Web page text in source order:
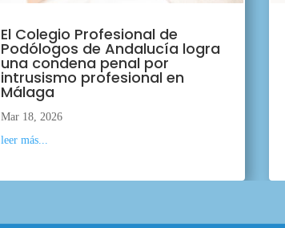
El Colegio Profesional de
Podólogos de Andalucía logra
una condena penal por
intrusismo profesional en
Málaga
Mar 18, 2026
leer más...